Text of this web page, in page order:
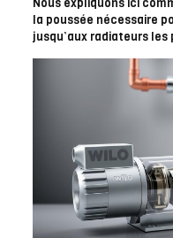
Nous expliquons ici
la poussée nécessaire
jusqu’aux radiateurs les